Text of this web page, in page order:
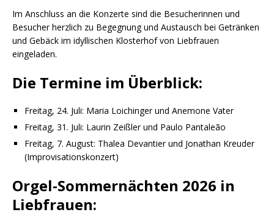
Im Anschluss an die Konzerte sind die Besucherinnen und
Besucher herzlich zu Begegnung und Austausch bei Getränken
und Gebäck im idyllischen Klosterhof von Liebfrauen
eingeladen.
Die Termine im Überblick:
Freitag, 24. Juli: Maria Loichinger und Anemone Vater
Freitag, 31. Juli: Laurin Zeißler und Paulo Pantaleão
Freitag, 7. August: Thalea Devantier und Jonathan Kreuder
(Improvisationskonzert)
Orgel-Sommernächten 2026 in
Liebfrauen: